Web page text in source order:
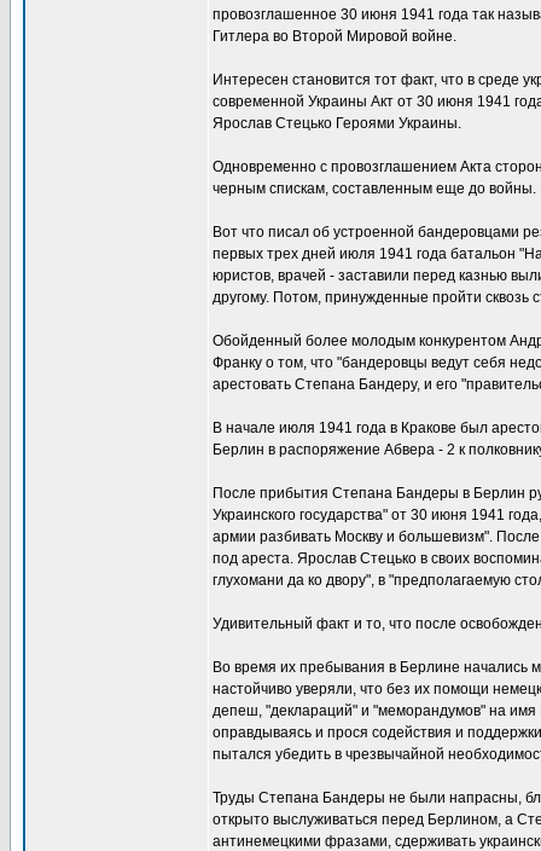
провозглашенное 30 июня 1941 года так
Гитлера во Второй Мировой войне.
Интересен становится тот факт, что в среде
современной Украины Акт от 30 июня 1941
Ярослав Стецько Героями Украины.
Одновременно с провозглашением Акта
черным спискам, составленным еще до войны.
Вот что писал об устроенной бандеровцами
первых трех дней июля 1941 года батальон
юристов, врачей - заставили перед казнью
другому. Потом, принужденные пройти
Обойденный более молодым конкурентом
Франку о том, что "бандеровцы ведут себя
арестовать Степана Бандеру, и его
В начале июля 1941 года в Кракове был
Берлин в распоряжение Абвера - 2 к
После прибытия Степана Бандеры в Берлин
Украинского государства" от 30 июня 1941
армии разбивать Москву и большевизм".
под ареста. Ярослав Стецько в своих
глухомани да ко двору", в "предполагаемую
Удивительный факт и то, что после
Во время их пребывания в Берлине начались
настойчиво уверяли, что без их помощи
депеш, "деклараций" и "меморандумов" на имя
оправдываясь и прося содействия и
пытался убедить в чрезвычайной
Труды Степана Бандеры не были напрасны,
открыто выслуживаться перед Берлином, а
антинемецкими фразами, сдерживать